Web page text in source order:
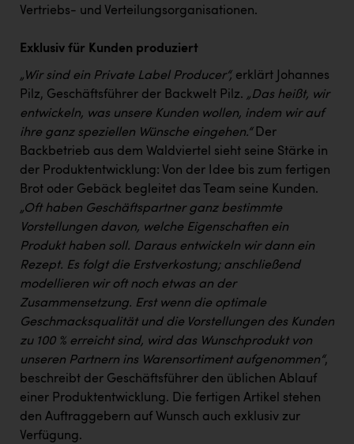
Maximarkt
Oldtimer Raststationen und Motorhotels
Österreichischer Kachelofenverband
Orlen
Passage Linz
PÜSPÖK
RE/MAX Welcome
Resch&Frisch
RUBBLE MASTER
Ruderclub Wels
SCRI - Salzburg Cancer Research Institute
SCHMACHTL GmbH
Schwingshandl - automation technology gmbh
Vertriebs- und Verteilungsorganisationen.
Exklusiv für Kunden produziert
„Wir sind ein Private Label Producer“, erklärt Johannes
Pilz, Geschäftsführer der Backwelt Pilz. „Das heißt, wir
entwickeln, was unsere Kunden wollen, indem wir auf
ihre ganz speziellen Wünsche eingehen.“Der
Backbetrieb aus dem Waldviertel sieht seine Stärke in
der Produktentwicklung: Von der Idee bis zum fertigen
Brot oder Gebäck begleitet das Team seine Kunden.
„Oft haben Geschäftspartner ganz bestimmte
Vorstellungen davon, welche Eigenschaften ein
Produkt haben soll. Daraus entwickeln wir dann ein
Rezept. Es folgt die Erstverkostung; anschließend
modellieren wir oft noch etwas an der
Zusammensetzung. Erst wenn die optimale
Geschmacksqualität und die Vorstellungen des Kunden
zu 100 % erreicht sind, wird das Wunschprodukt von
unseren Partnern ins Warensortiment aufgenommen“,
beschreibt der Geschäftsführer den üblichen Ablauf
einer Produktentwicklung. Die fertigen Artikel stehen
den Auftraggebern auf Wunsch auch exklusiv zur
Verfügung.